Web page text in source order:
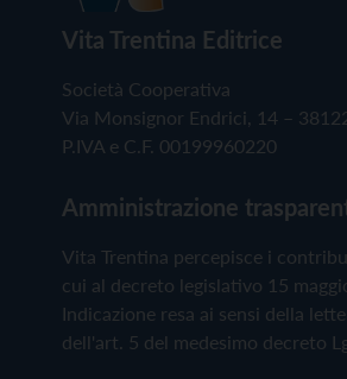
Vita Trentina Editrice
Società Cooperativa
Via Monsignor Endrici, 14 –
P.IVA e C.F. 00199960220
Amministrazione
Vita Trentina percepisce i
cui al decreto legislativo 15
Indicazione resa ai sensi della
dell'art. 5 del medesimo decreto